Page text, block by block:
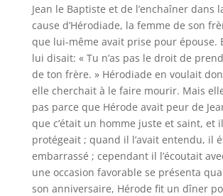
Jean le Baptiste et de l’enchaîner dans
cause d’Hérodiade, la femme de son
que lui-même avait prise pour épouse.
lui disait: « Tu n’as pas le droit de
de ton frère. » Hérodiade en voulait
elle cherchait à le faire mourir. Mais
pas parce que Hérode avait peur de
que c’était un homme juste et saint, et
protégeait ; quand il l’avait entendu, il
embarrassé ; cependant il l’écoutait
une occasion favorable se présenta
son anniversaire, Hérode fit un dîner